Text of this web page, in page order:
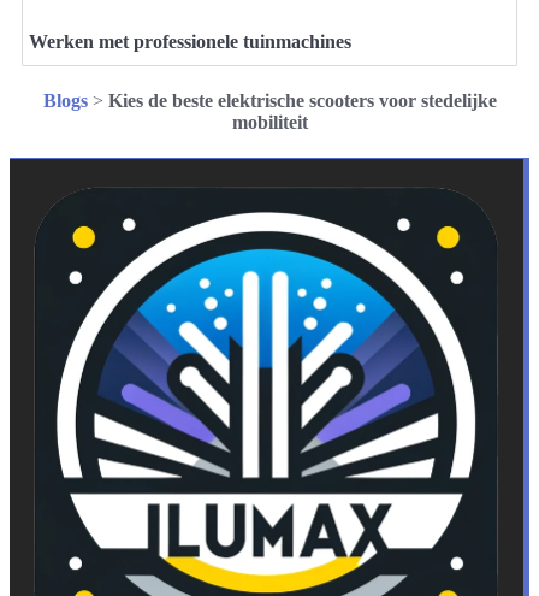
Werken met professionele tuinmachines
Blogs> Kies de beste elektrische scooters voor stedelijke
mobiliteit